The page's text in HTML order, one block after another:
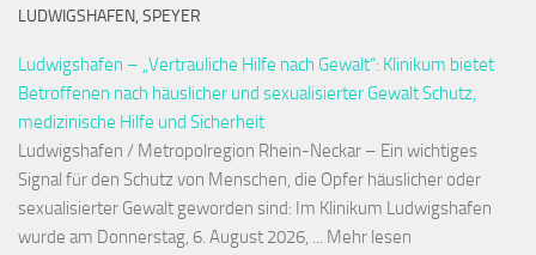
LUDWIGSHAFEN, SPEYER
Ludwigshafen – „Vertrauliche Hilfe nach Gewalt“: Klinikum bietet
Betroffenen nach häuslicher und sexualisierter Gewalt Schutz,
medizinische Hilfe und Sicherheit
Ludwigshafen / Metropolregion Rhein-Neckar – Ein wichtiges
Signal für den Schutz von Menschen, die Opfer häuslicher oder
sexualisierter Gewalt geworden sind: Im Klinikum Ludwigshafen
wurde am Donnerstag, 6. August 2026, ... Mehr lesen